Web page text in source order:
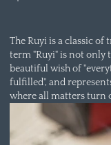
The Ruyi is a classic
term "Ruyi" is not only
beautiful wish of
fulfilled", and
where all matters turn